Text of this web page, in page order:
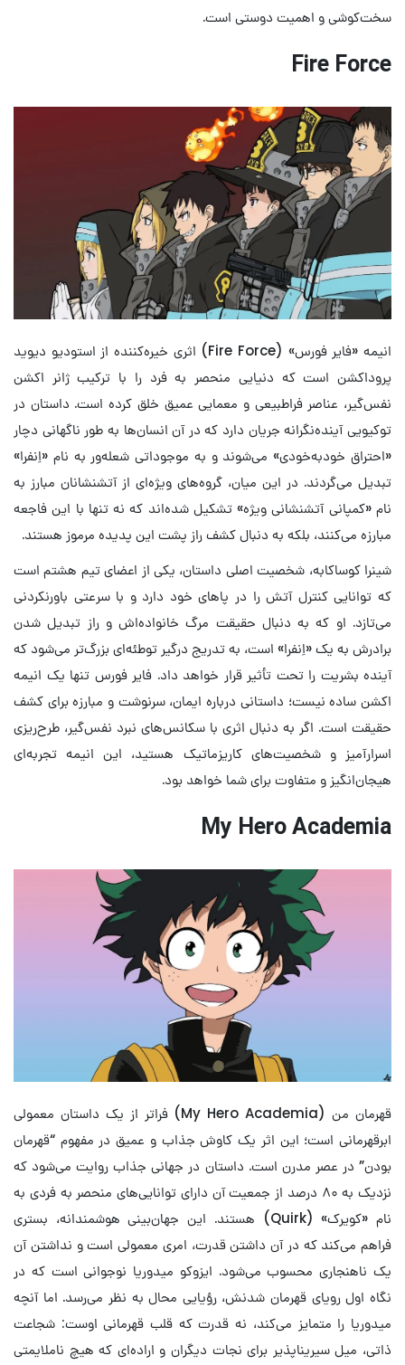
سخت‌کوشی و اهمیت دوستی است.
Fire Force
انیمه «فایر فورس» (Fire Force) اثری خیره‌کننده از استودیو دیوید
پروداکشن است که دنیایی منحصر به فرد را با ترکیب ژانر اکشن
نفس‌گیر، عناصر فراطبیعی و معمایی عمیق خلق کرده است. داستان در
توکیویی آینده‌نگرانه جریان دارد که در آن انسان‌ها به طور ناگهانی دچار
«احتراق خودبه‌خودی» می‌شوند و به موجوداتی شعله‌ور به نام «اِنفرا»
تبدیل می‌گردند. در این میان، گروه‌های ویژه‌ای از آتشنشانان مبارز به
نام «کمپانی آتشنشانی ویژه» تشکیل شده‌اند که نه تنها با این فاجعه
مبارزه می‌کنند، بلکه به دنبال کشف راز پشت این پدیده مرموز هستند.
شینرا کوساکابه، شخصیت اصلی داستان، یکی از اعضای تیم هشتم است
که توانایی کنترل آتش را در پاهای خود دارد و با سرعتی باورنکردنی
می‌تازد. او که به دنبال حقیقت مرگ خانواده‌اش و راز تبدیل شدن
برادرش به یک «اِنفرا» است، به تدریج درگیر توطئه‌ای بزرگ‌تر می‌شود که
آینده بشریت را تحت تأثیر قرار خواهد داد. فایر فورس تنها یک انیمه
اکشن ساده نیست؛ داستانی درباره ایمان، سرنوشت و مبارزه برای کشف
حقیقت است. اگر به دنبال اثری با سکانس‌های نبرد نفس‌گیر، طرح‌ریزی
اسرارآمیز و شخصیت‌های کاریزماتیک هستید، این انیمه تجربه‌ای
هیجان‌انگیز و متفاوت برای شما خواهد بود.
My Hero Academia
قهرمان من (My Hero Academia) فراتر از یک داستان معمولی
ابرقهرمانی است؛ این اثر یک کاوش جذاب و عمیق در مفهوم “قهرمان
بودن” در عصر مدرن است. داستان در جهانی جذاب روایت می‌شود که
نزدیک به ۸۰ درصد از جمعیت آن دارای توانایی‌های منحصر به فردی به
نام «کویرک» (Quirk) هستند. این جهان‌بینی هوشمندانه، بستری
فراهم می‌کند که در آن داشتن قدرت، امری معمولی است و نداشتن آن
یک ناهنجاری محسوب می‌شود. ایزوکو میدوریا نوجوانی است که در
نگاه اول رویای قهرمان شدنش، رؤیایی محال به نظر می‌رسد. اما آنچه
میدوریا را متمایز می‌کند، نه قدرت که قلب قهرمانی اوست: شجاعت
ذاتی، میل سیریناپذیر برای نجات دیگران و اراده‌ای که هیچ ناملایمتی